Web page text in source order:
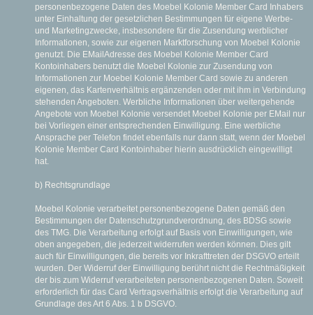
personenbezogene Daten des Moebel Kolonie Member Card Inhabers
unter Einhaltung der gesetzlichen Bestimmungen für eigene Werbe­
und Marketingzwecke, insbesondere für die Zusendung werblicher
Informationen, sowie zur eigenen Marktforschung von Moebel Kolonie
genutzt. Die E­Mail­Adresse des Moebel Kolonie Member Card
Kontoinhabers benutzt die Moebel Kolonie zur Zusendung von
Informationen zur Moebel Kolonie Member Card sowie zu anderen
eigenen, das Kartenverhältnis ergänzenden oder mit ihm in Verbindung
stehenden Angeboten. Werbliche Informationen über weitergehende
Angebote von Moebel Kolonie versendet Moebel Kolonie per E­Mail nur
bei Vorliegen einer entsprechenden Einwilligung. Eine werbliche
Ansprache per Telefon findet ebenfalls nur dann statt, wenn der Moebel
Kolonie Member Card Kontoinhaber hierin ausdrücklich eingewilligt
hat.
b) Rechtsgrundlage
Moebel Kolonie verarbeitet personenbezogene Daten gemäß den
Bestimmungen der Datenschutzgrundverordnung, des BDSG sowie
des TMG. Die Verarbeitung erfolgt auf Basis von Einwilligungen, wie
oben angegeben, die jederzeit widerrufen werden können. Dies gilt
auch für Einwilligungen, die bereits vor Inkrafttreten der DSGVO erteilt
wurden. Der Widerruf der Einwilligung berührt nicht die Rechtmäßigkeit
der bis zum Widerruf verarbeiteten personenbezogenen Daten. Soweit
erforderlich für das Card Vertragsverhältnis erfolgt die Verarbeitung auf
Grundlage des Art 6 Abs. 1 b DSGVO.